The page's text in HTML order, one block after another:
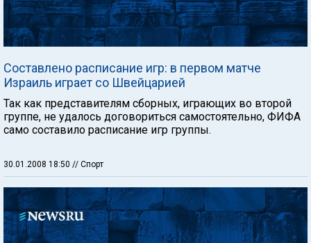
Составлено расписание игр: в первом матче
Израиль играет со Швейцарией
Так как представителям сборных, играющих во второй
группе, не удалось договориться самостоятельно, ФИФА
само составило расписание игр группы.
30.01.2008 18:50 // Спорт